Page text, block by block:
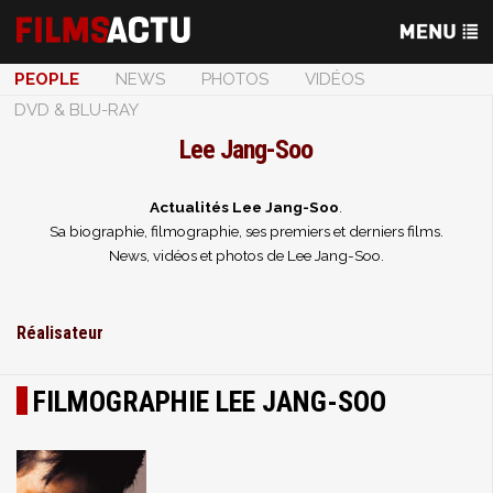
PEOPLE NEWS PHOTOS
VIDÉOS
DVD & BLU-RAY
Lee Jang-Soo
Actualités Lee Jang-Soo
Sa biographie, filmographie, ses premiers et derniers films.
News, vidéos et photos de Lee Jang-Soo.
Réalisateur
FILMOGRAPHIE LEE JANG-SOO